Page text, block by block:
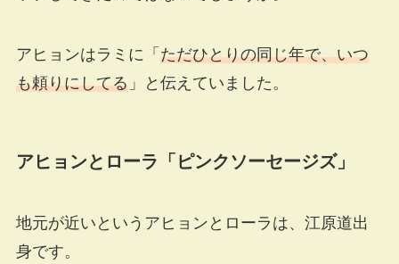
アヒョンはラミに「 ただひとりの同じ年で、いつ
も頼りにしてる」と伝えていました。
アヒョンとローラ「ピンクソーセージズ」
地元が近いというアヒョンとローラは、江原道出
身です。